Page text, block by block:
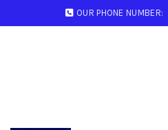
OUR PHONE NUMBER: